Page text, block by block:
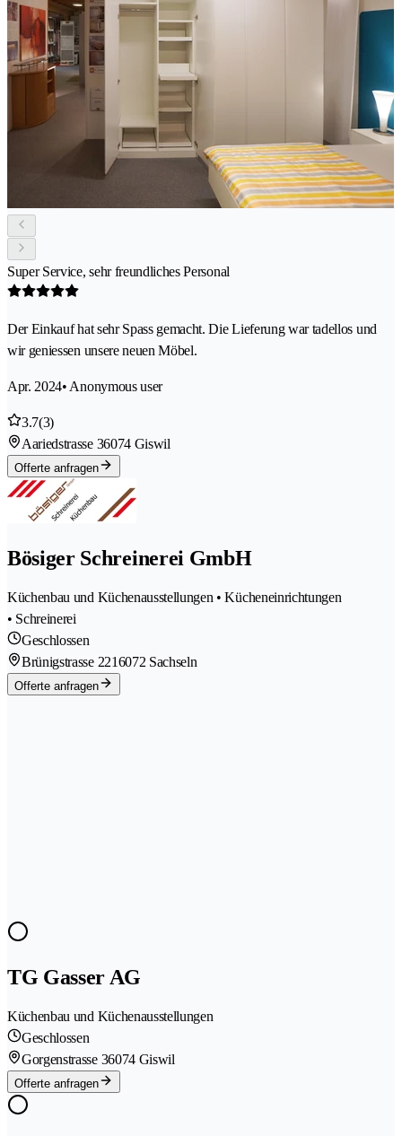
Super Service, sehr freundliches Personal
Der Einkauf hat sehr Spass gemacht. Die Lieferung war tadellos und
wir geniessen unsere neuen Möbel.
Apr. 2024• Anonymous user
3.7(3)
Aariedstrasse 36074 Giswil
Offerte anfragen
Bösiger Schreinerei GmbH
Küchenbau und Küchenausstellungen • Kücheneinrichtungen
• Schreinerei
Geschlossen
Brünigstrasse 2216072 Sachseln
Offerte anfragen
TG Gasser AG
Küchenbau und Küchenausstellungen
Geschlossen
Gorgenstrasse 36074 Giswil
Offerte anfragen